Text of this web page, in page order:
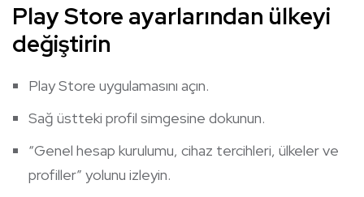
Play Store ayarlarından ülkeyi
değiştirin
Play Store uygulamasını açın.
Sağ üstteki profil simgesine dokunun.
“Genel hesap kurulumu, cihaz tercihleri, ülkeler ve
profiller” yolunu izleyin.